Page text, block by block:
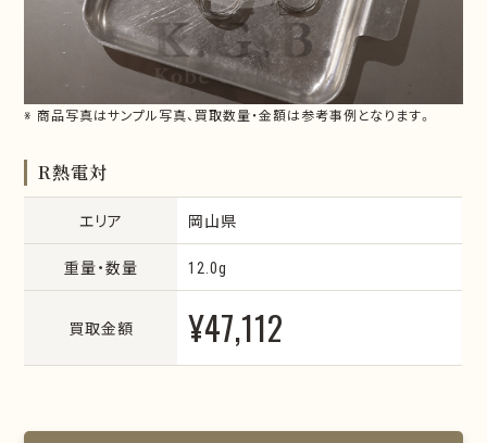
※ 商品写真はサンプル写真、買取数量・金額は参考事例となります。
R熱電対
エリア 岡山県
重量・数量 12.0g
買取金額 ¥47,112